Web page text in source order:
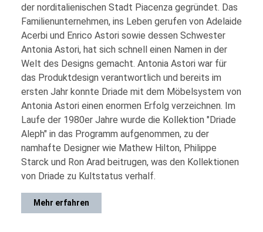
der norditalienischen Stadt Piacenza gegründet. Das
Familienunternehmen, ins Leben gerufen von Adelaide
Acerbi und Enrico Astori sowie dessen Schwester
Antonia Astori, hat sich schnell einen Namen in der
Welt des Designs gemacht. Antonia Astori war für
das Produktdesign verantwortlich und bereits im
ersten Jahr konnte Driade mit dem Möbelsystem von
Antonia Astori einen enormen Erfolg verzeichnen. Im
Laufe der 1980er Jahre wurde die Kollektion "Driade
Aleph" in das Programm aufgenommen, zu der
namhafte Designer wie Mathew Hilton, Philippe
Starck und Ron Arad beitrugen, was den Kollektionen
von Driade zu Kultstatus verhalf.
Mehr erfahren